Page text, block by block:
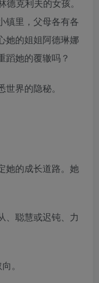
克利夫的女孩。
镇里，父母各有各
她的姐姐阿德琳娜
蹈她的覆辙吗？
界的隐秘。
她的成长道路。她
、聪慧或迟钝、力
。